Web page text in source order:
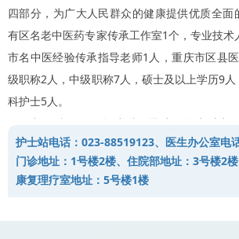
四部分，为广大人民群众的健康提供优质全面
有区名老中医药专家传承工作室1个，专业技
市名中医经验传承指导老师1人，重庆市区县
级职称2人，中级职称7人，硕士及以上学历9
科护士5人。
中医科于2019年建科，迅速发展为以中
疗、康复、治未病四维一体的综合性科室。实
括住院病区、专科门诊（含中医内科、针灸推
医皮肤科、中医骨科等5个亚专业组）、中医理
护士站电话：023-88519123、医生办公室电
门诊地址：1号楼2楼、住院部地址：3号楼2楼
康复理疗室地址：5号楼1楼